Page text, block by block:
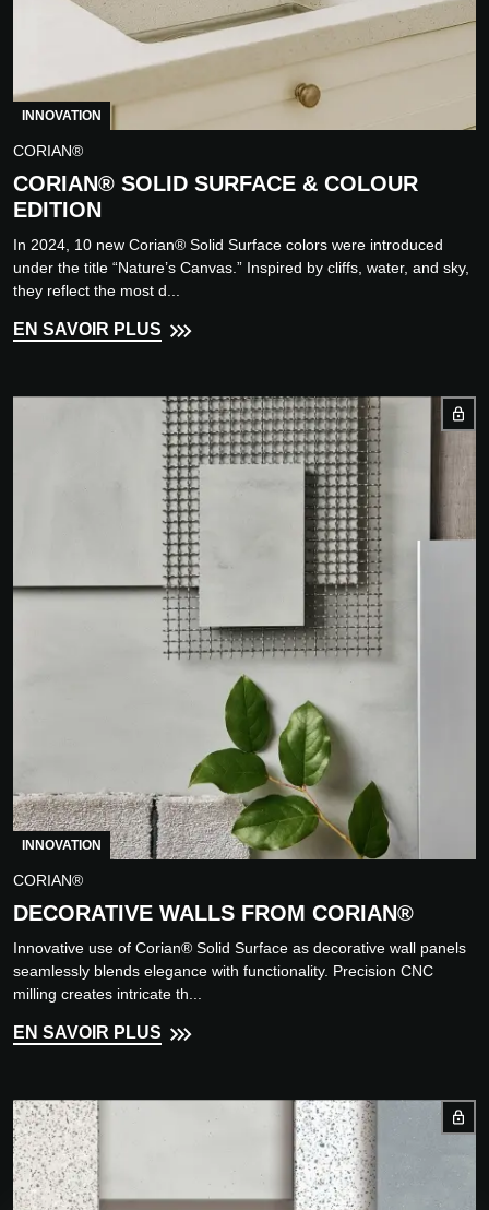
INNOVATION
CORIAN®
CORIAN® SOLID SURFACE & COLOUR
EDITION
In 2024, 10 new Corian® Solid Surface colors were introduced
under the title “Nature’s Canvas.” Inspired by cliffs, water, and sky,
they reflect the most d...
EN SAVOIR PLUS
INNOVATION
CORIAN®
DECORATIVE WALLS FROM CORIAN®
Innovative use of Corian® Solid Surface as decorative wall panels
seamlessly blends elegance with functionality. Precision CNC
milling creates intricate th...
EN SAVOIR PLUS